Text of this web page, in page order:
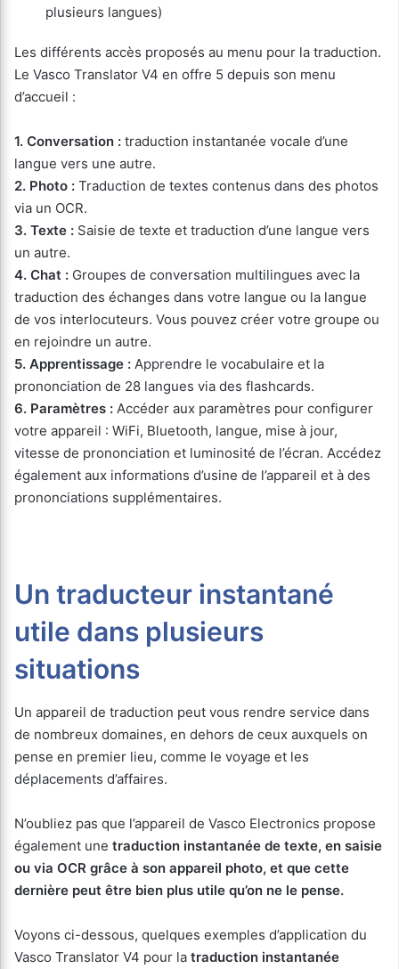
plusieurs langues)
Les différents accès proposés au menu pour la traduction.
Le Vasco Translator V4 en offre 5 depuis son menu
d’accueil :
1. Conversation : traduction instantanée vocale d’une
langue vers une autre.
2. Photo : Traduction de textes contenus dans des photos
via un OCR.
3. Texte : Saisie de texte et traduction d’une langue vers
un autre.
4. Chat : Groupes de conversation multilingues avec la
traduction des échanges dans votre langue ou la langue
de vos interlocuteurs. Vous pouvez créer votre groupe ou
en rejoindre un autre.
5. Apprentissage : Apprendre le vocabulaire et la
prononciation de 28 langues via des flashcards.
6. Paramètres : Accéder aux paramètres pour configurer
votre appareil : WiFi, Bluetooth, langue, mise à jour,
vitesse de prononciation et luminosité de l’écran. Accédez
également aux informations d’usine de l’appareil et à des
prononciations supplémentaires.
Un traducteur instantané
utile dans plusieurs
situations
Un appareil de traduction peut vous rendre service dans
de nombreux domaines, en dehors de ceux auxquels on
pense en premier lieu, comme le voyage et les
déplacements d’affaires.
N’oubliez pas que l’appareil de Vasco Electronics propose
également une traduction instantanée de texte, en saisie
ou via OCR grâce à son appareil photo, et que cette
dernière peut être bien plus utile qu’on ne le pense.
Voyons ci-dessous, quelques exemples d’application du
Vasco Translator V4 pour la traduction instantanée